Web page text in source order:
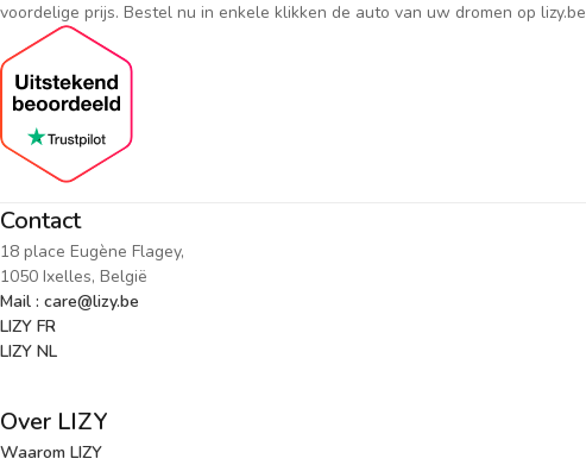
voordelige prijs. Bestel nu in enkele klikken de auto van uw dromen op lizy.be
Contact
18 place Eugène Flagey,
1050 Ixelles, België
Mail : care@lizy.be
LIZY FR
LIZY NL
Over LIZY
Waarom LIZY